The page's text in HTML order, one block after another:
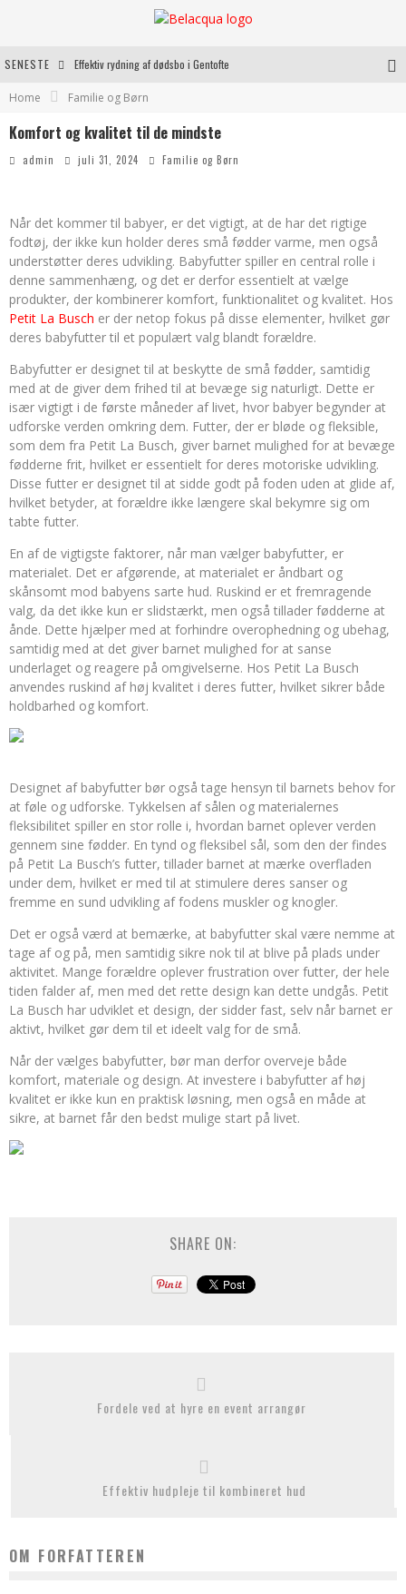
SENESTE Effektiv rydning af dødsbo i Gentofte
Home Familie og Børn
Komfort og kvalitet til de mindste
admin juli 31, 2024 Familie og Børn
Når det kommer til babyer, er det vigtigt, at de har det rigtige
fodtøj, der ikke kun holder deres små fødder varme, men også
understøtter deres udvikling. Babyfutter spiller en central rolle i
denne sammenhæng, og det er derfor essentielt at vælge
produkter, der kombinerer komfort, funktionalitet og kvalitet. Hos
Petit La Busch er der netop fokus på disse elementer, hvilket gør
deres babyfutter til et populært valg blandt forældre.
Babyfutter er designet til at beskytte de små fødder, samtidig
med at de giver dem frihed til at bevæge sig naturligt. Dette er
især vigtigt i de første måneder af livet, hvor babyer begynder at
udforske verden omkring dem. Futter, der er bløde og fleksible,
som dem fra Petit La Busch, giver barnet mulighed for at bevæge
fødderne frit, hvilket er essentielt for deres motoriske udvikling.
Disse futter er designet til at sidde godt på foden uden at glide af,
hvilket betyder, at forældre ikke længere skal bekymre sig om
tabte futter.
En af de vigtigste faktorer, når man vælger babyfutter, er
materialet. Det er afgørende, at materialet er åndbart og
skånsomt mod babyens sarte hud. Ruskind er et fremragende
valg, da det ikke kun er slidstærkt, men også tillader fødderne at
ånde. Dette hjælper med at forhindre overophedning og ubehag,
samtidig med at det giver barnet mulighed for at sanse
underlaget og reagere på omgivelserne. Hos Petit La Busch
anvendes ruskind af høj kvalitet i deres futter, hvilket sikrer både
holdbarhed og komfort.
Designet af babyfutter bør også tage hensyn til barnets behov for
at føle og udforske. Tykkelsen af sålen og materialernes
fleksibilitet spiller en stor rolle i, hvordan barnet oplever verden
gennem sine fødder. En tynd og fleksibel sål, som den der findes
på Petit La Busch’s futter, tillader barnet at mærke overfladen
under dem, hvilket er med til at stimulere deres sanser og
fremme en sund udvikling af fodens muskler og knogler.
Det er også værd at bemærke, at babyfutter skal være nemme at
tage af og på, men samtidig sikre nok til at blive på plads under
aktivitet. Mange forældre oplever frustration over futter, der hele
tiden falder af, men med det rette design kan dette undgås. Petit
La Busch har udviklet et design, der sidder fast, selv når barnet er
aktivt, hvilket gør dem til et ideelt valg for de små.
Når der vælges babyfutter, bør man derfor overveje både
komfort, materiale og design. At investere i babyfutter af høj
kvalitet er ikke kun en praktisk løsning, men også en måde at
sikre, at barnet får den bedst mulige start på livet.
SHARE ON:
Fordele ved at hyre en event arrangør
Effektiv hudpleje til kombineret hud
OM FORFATTEREN